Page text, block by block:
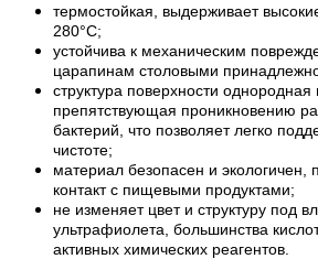
термостойкая, выдерживает
280°С;
устойчива к механическим
царапинам столовыми
структура поверхности однородная
препятствующая проникновению
бактерий, что позволяет легко
чистоте;
материал безопасен и экологичен,
контакт с пищевыми продуктами;
не изменяет цвет и структуру под
ультрафиолета, большинства
активных химических реагентов.